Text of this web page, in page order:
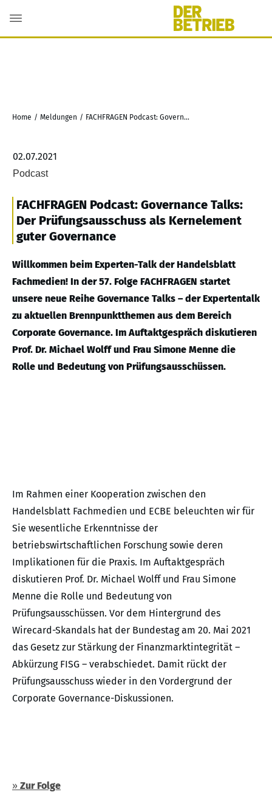
Home / Meldungen / FACHFRAGEN Podcast: Governance Talks: Der Prüfungsausschuss als Kernelement guter Governance
02.07.2021
Podcast
FACHFRAGEN Podcast: Governance Talks:
Der Prüfungsausschuss als Kernelement
guter Governance
Willkommen beim Experten-Talk der Handelsblatt
Fachmedien! In der 57. Folge FACHFRAGEN startet
unsere neue Reihe Governance Talks – der Expertentalk
zu aktuellen Brennpunktthemen aus dem Bereich
Corporate Governance. Im Auftaktgespräch diskutieren
Prof. Dr. Michael Wolff und Frau Simone Menne die
Rolle und Bedeutung von Prüfungsausschüssen.
Im Rahmen einer Kooperation zwischen den
Handelsblatt Fachmedien und ECBE beleuchten wir für
Sie wesentliche Erkenntnisse der
betriebswirtschaftlichen Forschung sowie deren
Implikationen für die Praxis. Im Auftaktgespräch
diskutieren Prof. Dr. Michael Wolff und Frau Simone
Menne die Rolle und Bedeutung von
Prüfungsausschüssen. Vor dem Hintergrund des
Wirecard-Skandals hat der Bundestag am 20. Mai 2021
das Gesetz zur Stärkung der Finanzmarktintegrität –
Abkürzung FISG – verabschiedet. Damit rückt der
Prüfungsausschuss wieder in den Vordergrund der
Corporate Governance-Diskussionen.
» Zur Folge